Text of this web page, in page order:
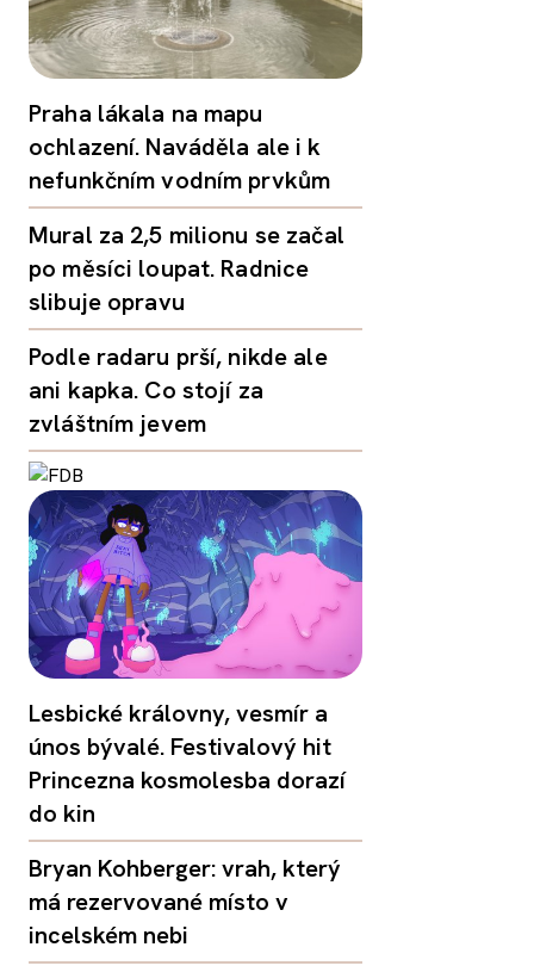
Praha lákala na mapu
ochlazení. Naváděla ale i k
nefunkčním vodním prvkům
Mural za 2,5 milionu se začal
po měsíci loupat. Radnice
slibuje opravu
Podle radaru prší, nikde ale
ani kapka. Co stojí za
zvláštním jevem
Lesbické královny, vesmír a
únos bývalé. Festivalový hit
Princezna kosmolesba dorazí
do kin
Bryan Kohberger: vrah, který
má rezervované místo v
incelském nebi